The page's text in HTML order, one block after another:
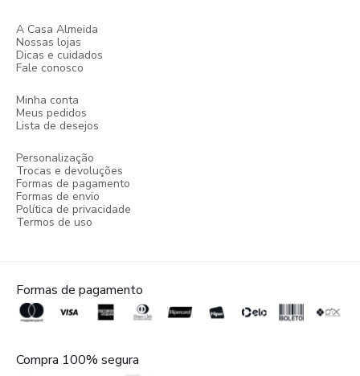
A Casa Almeida
Nossas lojas
Dicas e cuidados
Fale conosco
Minha conta
Meus pedidos
Lista de desejos
Personalização
Trocas e devoluções
Formas de pagamento
Formas de envio
Política de privacidade
Termos de uso
Formas de pagamento
Compra 100% segura